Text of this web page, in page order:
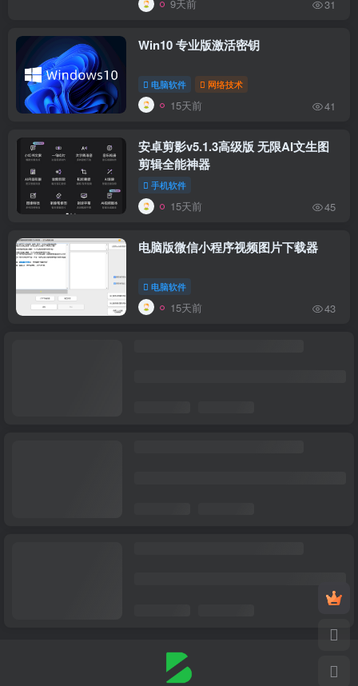
9天前 31
Win10 专业版激活密钥
电脑软件 网络技术
15天前 41
安卓剪影v5.1.3高级版 无限AI文生图
剪辑全能神器
手机软件
15天前 45
电脑版微信小程序视频图片下载器
电脑软件
15天前 43